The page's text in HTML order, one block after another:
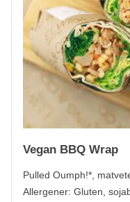
Vegan BBQ Wrap
Pulled Oumph!*,
Allergener: Gluten,